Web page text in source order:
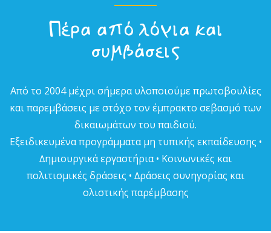
Πέρα από λόγια και
συµβάσεις
Από το 2004 µέχρι σήµερα υλοποιούµε πρωτοβουλίες
και παρεµβάσεις µε στόχο τον έµπρακτο σεβασµό των
δικαιωµάτων του παιδιού.
Εξειδικευµένα προγράµµατα µη τυπικής εκπαίδευσης •
∆ηµιουργικά εργαστήρια • Κοινωνικές και
πολιτισµικές δράσεις • ∆ράσεις συνηγορίας και
ολιστικής παρέµβασης